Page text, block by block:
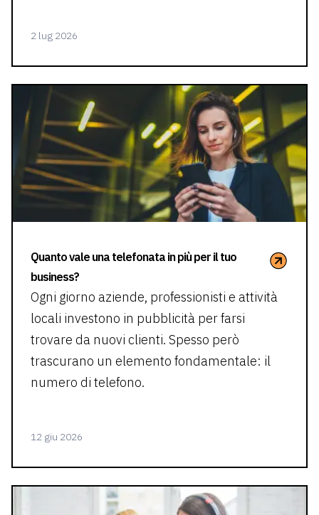
2 lug 2026
Quanto vale una telefonata in più per il tuo
business?
Ogni giorno aziende, professionisti e attività
locali investono in pubblicità per farsi
trovare da nuovi clienti. Spesso però
trascurano un elemento fondamentale: il
numero di telefono.
12 giu 2026